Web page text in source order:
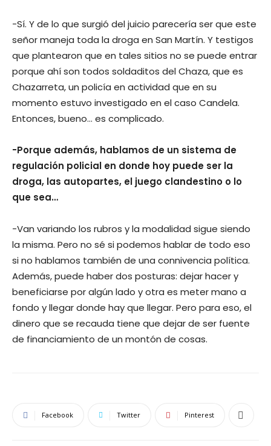
-Sí. Y de lo que surgió del juicio parecería ser que este
señor maneja toda la droga en San Martín. Y testigos
que plantearon que en tales sitios no se puede entrar
porque ahí son todos soldaditos del Chaza, que es
Chazarreta, un policía en actividad que en su
momento estuvo investigado en el caso Candela.
Entonces, bueno… es complicado.
-Porque además, hablamos de un sistema de
regulación policial en donde hoy puede ser la
droga, las autopartes, el juego clandestino o lo
que sea…
-Van variando los rubros y la modalidad sigue siendo
la misma. Pero no sé si podemos hablar de todo eso
si no hablamos también de una connivencia política.
Además, puede haber dos posturas: dejar hacer y
beneficiarse por algún lado y otra es meter mano a
fondo y llegar donde hay que llegar. Pero para eso, el
dinero que se recauda tiene que dejar de ser fuente
de financiamiento de un montón de cosas.
Facebook Twitter Pinterest